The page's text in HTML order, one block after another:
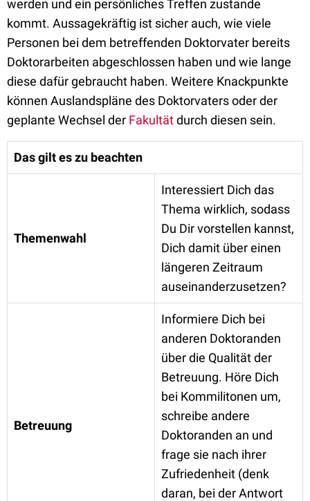
werden und ein persönliches Treffen zustande
kommt. Aussagekräftig ist sicher auch, wie viele
Personen bei dem betreffenden Doktorvater bereits
Doktorarbeiten abgeschlossen haben und wie lange
diese dafür gebraucht haben. Weitere Knackpunkte
können Auslandspläne des Doktorvaters oder der
geplante Wechsel der Fakultätdurch diesen sein.
Das gilt es zu beachten
Themenwahl
Interessiert Dich das
Thema wirklich, sodass
Du Dir vorstellen kannst,
Dich damit über einen
längeren Zeitraum
auseinanderzusetzen?
Betreuung
Informiere Dich bei
anderen Doktoranden
über die Qualität der
Betreuung. Höre Dich
bei Kommilitonen um,
schreibe andere
Doktoranden an und
frage sie nach ihrer
Zufriedenheit (denk
daran, bei der Antwort